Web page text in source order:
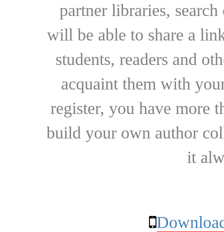
partner libraries,
will be able to share a
students, readers and
acquaint them with
register, you have more
build your own author
it